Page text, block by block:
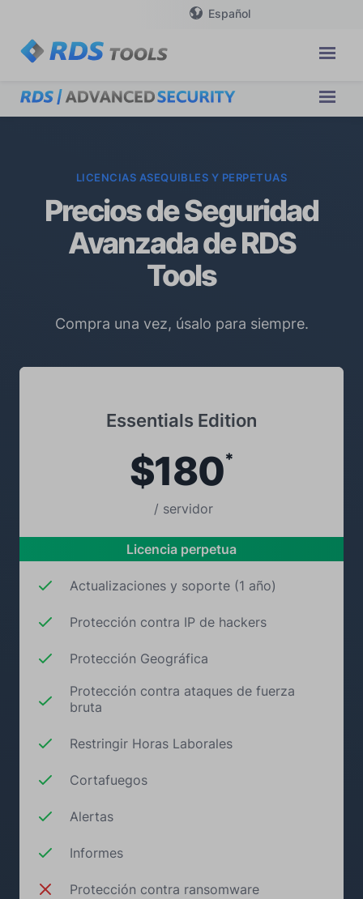
Español
LICENCIAS ASEQUIBLES Y PERPETUAS
Precios de Seguridad
Avanzada de RDS
Tools
Compra una vez, úsalo para siempre.
Essentials Edition
$180*
/ servidor
Licencia perpetua
Actualizaciones y soporte (1 año)
Protección contra IP de hackers
Protección Geográfica
Protección contra ataques de fuerza
bruta
Restringir Horas Laborales
Cortafuegos
Alertas
Informes
Protección contra ransomware